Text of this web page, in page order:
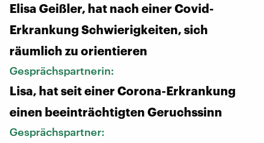
Elisa Geißler, hat nach einer Covid-
Erkrankung Schwierigkeiten, sich
räumlich zu orientieren
Gesprächspartnerin:
Lisa, hat seit einer Corona-Erkrankung
einen beeinträchtigten Geruchssinn
Gesprächspartner: